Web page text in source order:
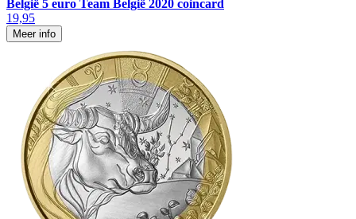
België 5 euro Team België 2020 coincard
19,95
Meer info